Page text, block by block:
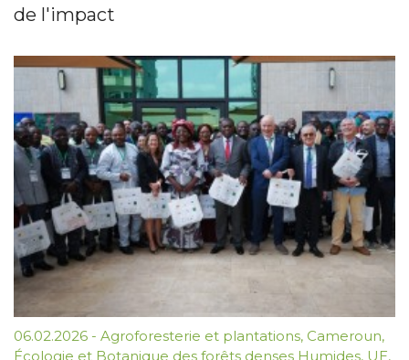
de l'impact
06.02.2026 - Agroforesterie et plantations, Cameroun,
Écologie et Botanique des forêts denses Humides, UE,